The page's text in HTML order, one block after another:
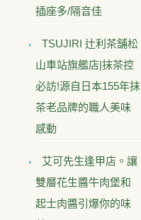
插座多/隔音佳
TSUJIRI 辻利茶舗松
山車站旗艦店|抹茶控
必訪!源自日本155年抹
茶老品牌的職人美味
感動
艾可先生逢甲店。讓
雙層花生醬牛肉堡和
起士肉醬引爆你的味